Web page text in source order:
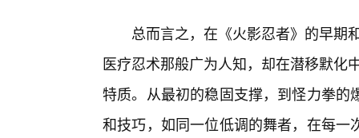
总而言之，在《火影忍者》的早期
医疗忍术那般广为人知，却在潜移默化
特质。从最初的稳固支撑，到怪力拳
和技巧，如同一位低调的舞者，在每